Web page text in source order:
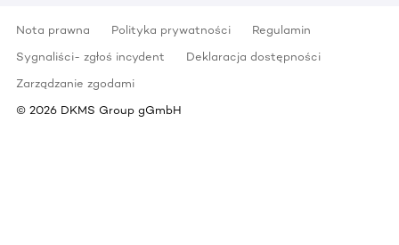
Nota prawna Polityka prywatności
Regulamin
Sygnaliści- zgłoś incydent
Deklaracja dostępności
Zarządzanie zgodami
© 2026 DKMS Group gGmbH